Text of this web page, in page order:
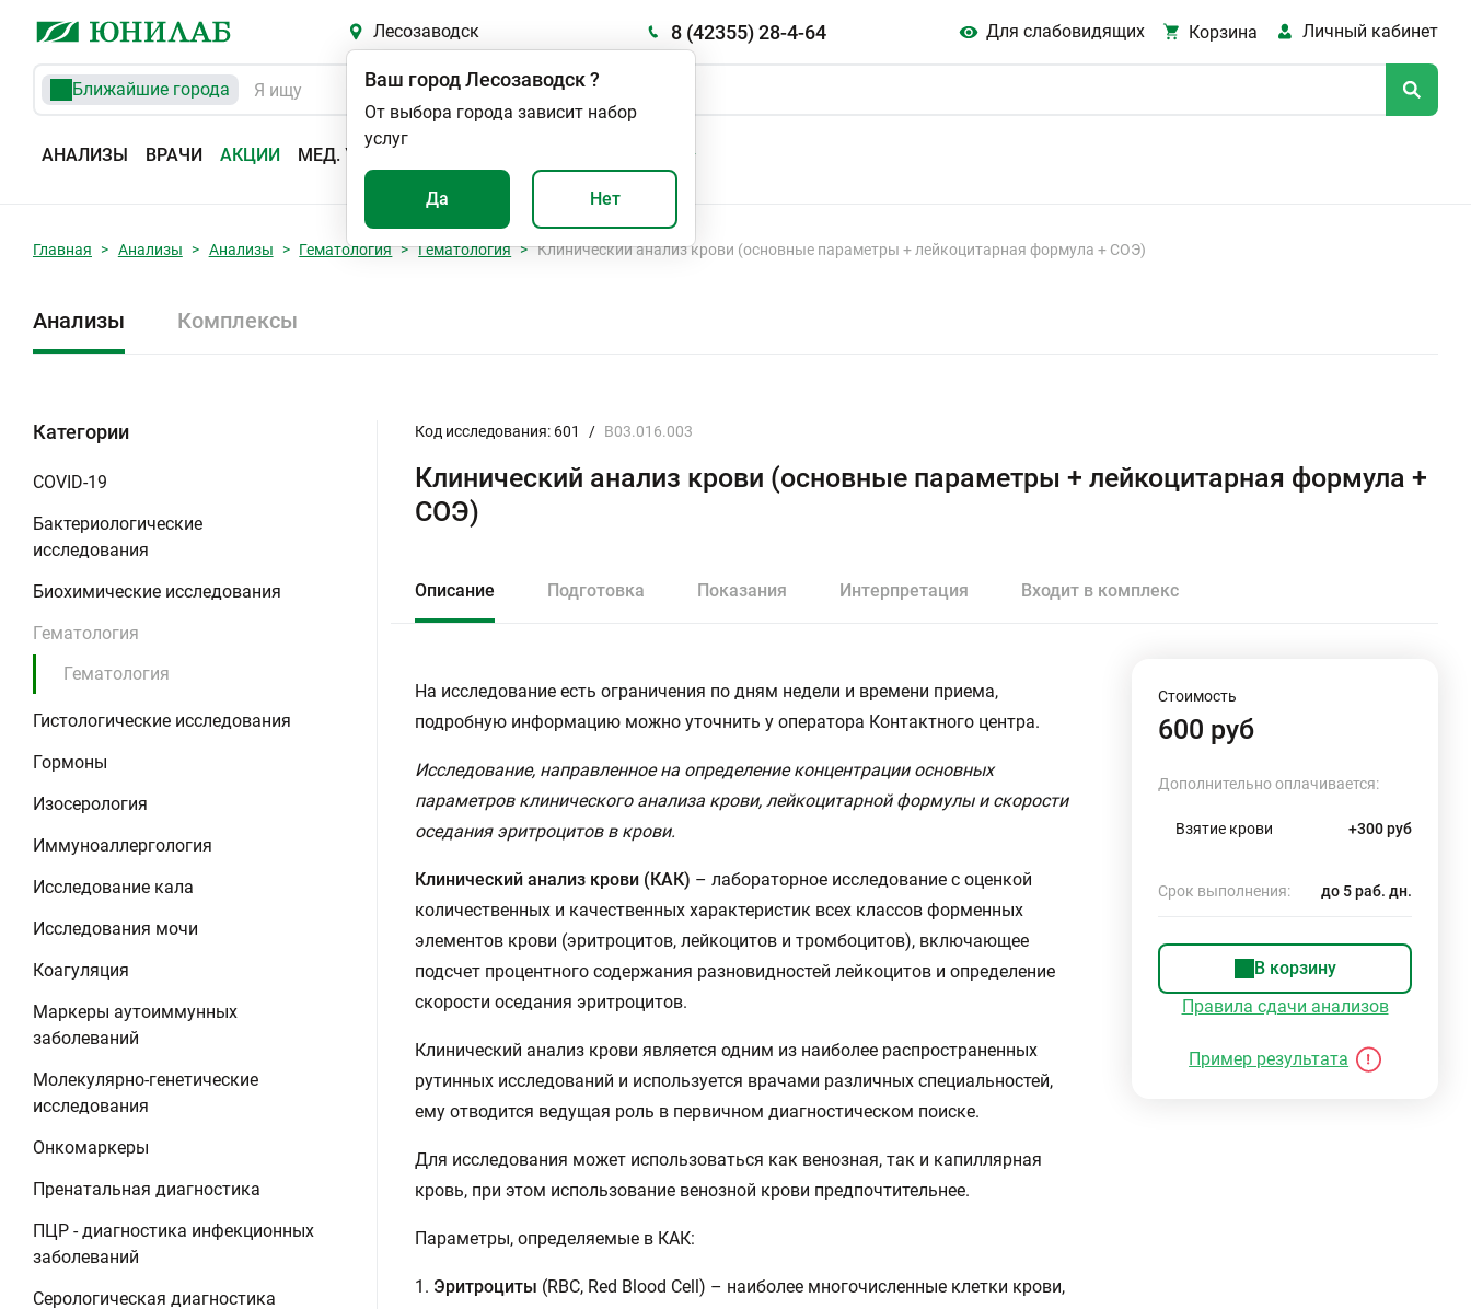
Лесозаводск 8 (42355) 28-4-64 Для слабовидящих Корзина Личный кабинет
Ближайшие города
АНАЛИЗЫ ВРАЧИ АКЦИИ МЕД. УСЛУГИ
Ваш городЛесозаводск?
От выбора города зависит набор
услуг
Да Нет
Главная Анализы Анализы Гематология Гематология Клинический анализ крови (основные параметры + лейкоцитарная формула + СОЭ)
Анализы Комплексы
Категории
COVID-19
Бактериологические
исследования
Биохимические исследования
Гематология
Гематология
Гистологические исследования
Гормоны
Изосерология
Иммуноаллергология
Исследование кала
Исследования мочи
Коагуляция
Маркеры аутоиммунных
заболеваний
Молекулярно-генетические
исследования
Онкомаркеры
Пренатальная диагностика
ПЦР - диагностика инфекционных
заболеваний
Серологическая диагностика
Код исследования: 601 / B03.016.003
Клинический анализ крови (основные параметры + лейкоцитарная формула +
СОЭ)
Описание Подготовка Показания Интерпретация Входит в комплекс
На исследование есть ограничения по дням недели и времени приема,
подробную информацию можно уточнить у оператора Контактного центра.
Исследование, направленное на определение концентрации основных
параметров клинического анализа крови, лейкоцитарной формулы и скорости
оседания эритроцитов в крови.
Клинический анализ крови (КАК) – лабораторное исследование с оценкой
количественных и качественных характеристик всех классов форменных
элементов крови (эритроцитов, лейкоцитов и тромбоцитов), включающее
подсчет процентного содержания разновидностей лейкоцитов и определение
скорости оседания эритроцитов.
Клинический анализ крови является одним из наиболее распространенных
рутинных исследований и используется врачами различных специальностей,
ему отводится ведущая роль в первичном диагностическом поиске.
Для исследования может использоваться как венозная, так и капиллярная
кровь, при этом использование венозной крови предпочтительнее.
Параметры, определяемые в КАК:
1. Эритроциты (RBC, Red Blood Cell) – наиболее многочисленные клетки крови,
Стоимость
600 руб
Дополнительно оплачивается:
Взятие крови +300 руб
Срок выполнения: до 5 раб. дн.
В корзину
Правила сдачи анализов
Пример результата